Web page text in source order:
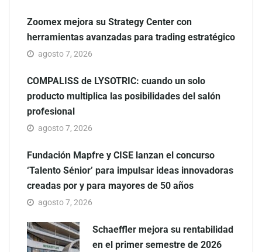
Zoomex mejora su Strategy Center con
herramientas avanzadas para trading estratégico
agosto 7, 2026
COMPALISS de LYSOTRIC: cuando un solo
producto multiplica las posibilidades del salón
profesional
agosto 7, 2026
Fundación Mapfre y CISE lanzan el concurso
‘Talento Sénior’ para impulsar ideas innovadoras
creadas por y para mayores de 50 años
agosto 7, 2026
Schaeffler mejora su rentabilidad
en el primer semestre de 2026